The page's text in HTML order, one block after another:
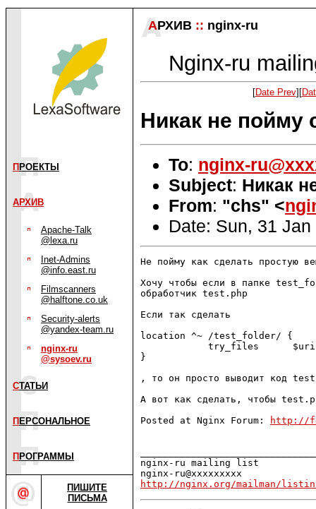
П РОЕКТЫ
АРХИВ
Apache-Talk
@lexa.ru
Inet-Admins
@info.east.ru
Filmscanners
@halftone.co.uk
Security-alerts
@yandex-team.ru
nginx-ru
@sysoev.ru
СТАТЬИ
П ЕРСОНАЛЬНОЕ
П РОГРАММЫ
ПИШИТЕ
ПИСЬМА
АРХИВ :: nginx-ru
Nginx-ru
[Date Prev][
Никак не пойму
To: nginx-
Subject: Никак
From: "chs" <
Date: Sun, 31
Не пойму как сделать простую
Хочу чтобы если в папке
обработчик test.php
Если так сделать
location ^~ /test_folder/ {
try_files
}
, то он просто выводит код
А вот как сделать, чтобы
Posted at Nginx Forum:
http://
nginx-ru mailing list
http://nginx.org/mailman/